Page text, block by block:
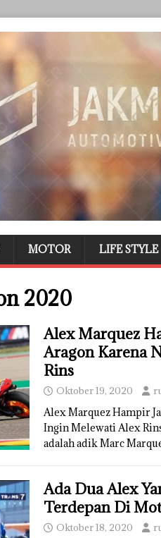
MOTOR LIFE STYLE
2020
Alex Marquez
Aragon Karena
Rins
Oktober 19, 2020
Alex Marquez Hampir
Ingin Melewati Alex
adalah adik Marc
Ada Dua Alex
Terdepan Di
Oktober 18, 2020